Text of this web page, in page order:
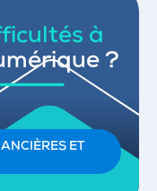
à
?
ET